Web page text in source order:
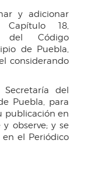
y adicionar
Capítulo 18,
del Código
de Puebla,
considerando
del
Puebla, para
publicación en
observe; y se
el Periódico